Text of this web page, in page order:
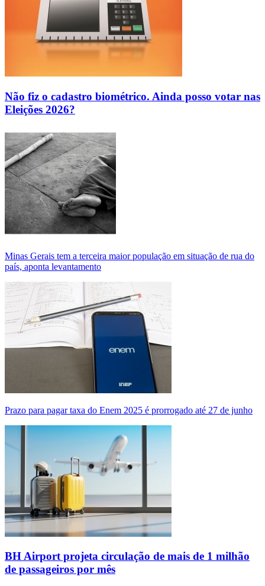
Não fiz o cadastro biométrico. Ainda posso votar nas
Eleições 2026?
Minas Gerais tem a terceira maior população em situação de rua do
país, aponta levantamento
Prazo para pagar taxa do Enem 2025 é prorrogado até 27 de junho
BH Airport projeta circulação de mais de 1 milhão
de passageiros por mês